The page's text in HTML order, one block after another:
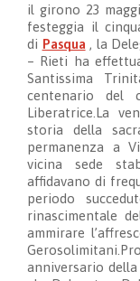
il girono 23
festeggia il
di Pasqua , la
– Rieti ha
Santissima
centenario del
Liberatrice. La
storia della
permanenza a
vicina sede
affidavano di
periodo
rinascimentale
ammirare
anniversario